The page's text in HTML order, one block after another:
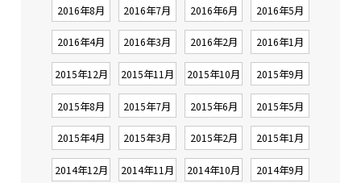
2016年8月 2016年7月 2016年6月 2016年5月
2016年4月 2016年3月 2016年2月 2016年1月
2015年12月 2015年11月 2015年10月 2015年9月
2015年8月 2015年7月 2015年6月 2015年5月
2015年4月 2015年3月 2015年2月 2015年1月
2014年12月 2014年11月 2014年10月 2014年9月